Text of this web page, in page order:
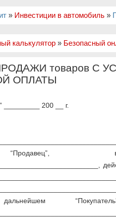
» Инвестиции в автомобиль »
калькулятор » Безопасный
товаров С
ОПЛАТЫ
_________ 200 __ г.